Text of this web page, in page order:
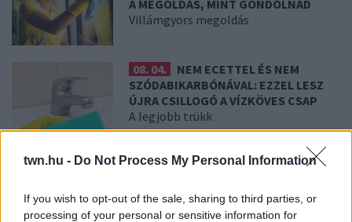
twn.hu - Do Not Process My Personal Information
If you wish to opt-out of the sale, sharing to third parties, or
processing of your personal or sensitive information for
A MEGOLDÁS, MINT GONDOLNÁD
Villámgyors megoldás
08. 04.
NEM ECETTEL ÉS NEM
SZÓDABIKARBÓNÁVAL: EZZEL LESZ
ÚJRA CSILLOGÓ A VÍZKÖVES CSAP
A legjobb trükk
08. 03.
HA MINDIG EZT A MONDATOT HASZNÁLOD, AZ
Te szoktad?